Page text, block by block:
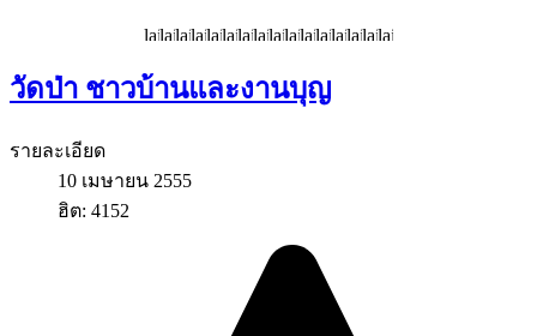
วัดป่า ชาวบ้านและงานบุญ
รายละเอียด
10 เมษายน 2555
ฮิต: 4152